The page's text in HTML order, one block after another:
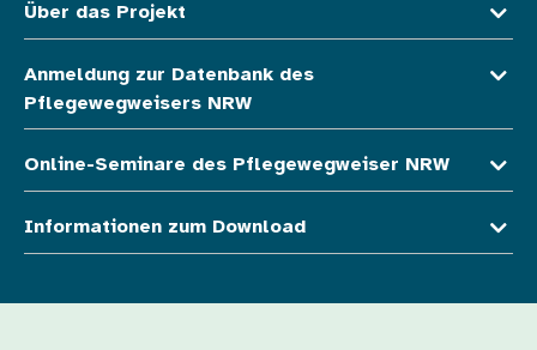
Über das Projekt
Anmeldung zur Datenbank des
Pflegewegweisers NRW
Online-Seminare des Pflegewegweiser NRW
Informationen zum Download